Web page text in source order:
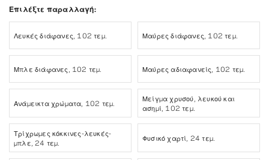
Επιλέξτε παραλλαγή:
Λευκές διάφανες, 102 τεμ. Μαύρες διάφανες, 102 τεμ.
Μπλε διάφανες, 102 τεμ. Μαύρες αδιαφανείς, 102 τεμ.
Ανάμεικτα χρώματα, 102 τεμ.
Μείγμα χρυσού, λευκού και
ασημί, 102 τεμ.
Τρίχρωμες κόκκινες-λευκές-
μπλε, 24 τεμ.
Φυσικό χαρτί, 24 τεμ.